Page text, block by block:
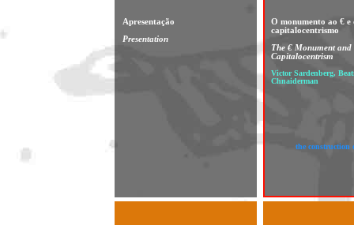
Apresentação
Presentation
O monumento ao € e
capitalocentrismo
The € Monument and
Capitalocentrism
Victor Sardenberg,
Chnaiderman
the construction